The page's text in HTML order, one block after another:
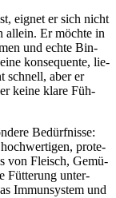
eig­net er sich nicht
allein. Er möch­te in
und ech­te Bin­
kon­se­quen­te, lie­
schnell, aber er
kei­ne kla­re Füh­
Bedürf­nis­se:
pro­te­
von Fleisch, Gemü­
Füt­te­rung unter­
Immun­sys­tem und